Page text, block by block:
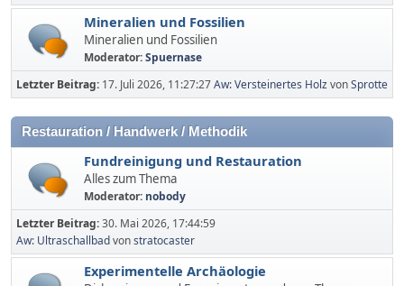
Mineralien und Fossilien
Mineralien und Fossilien
Moderator:Spuernase
Letzter Beitrag: 17. Juli 2026, 11:27:27Aw: Versteinertes HolzvonSprotte
Restauration / Handwerk / Methodik
Fundreinigung und Restauration
Alles zum Thema
Moderator: nobody
Letzter Beitrag:30. Mai 2026, 17:44:59
Aw: Ultraschallbadvonstratocaster
Experimentelle Archäologie